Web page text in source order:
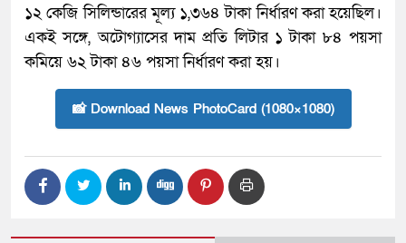
১২ কেজি সিলিন্ডারের মূল্য ১,৩৬৪ টাকা নির্ধারণ করা হয়েছিল।
একই সঙ্গে, অটোগ্যাসের দাম প্রতি লিটার ১ টাকা ৮৪ পয়সা
কমিয়ে ৬২ টাকা ৪৬ পয়সা নির্ধারণ করা হয়।
📸 Download News PhotoCard (1080×1080)